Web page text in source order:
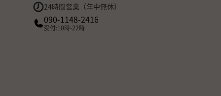
24時間営業（年中無休）
090-1148-2416
受付:10時-22時